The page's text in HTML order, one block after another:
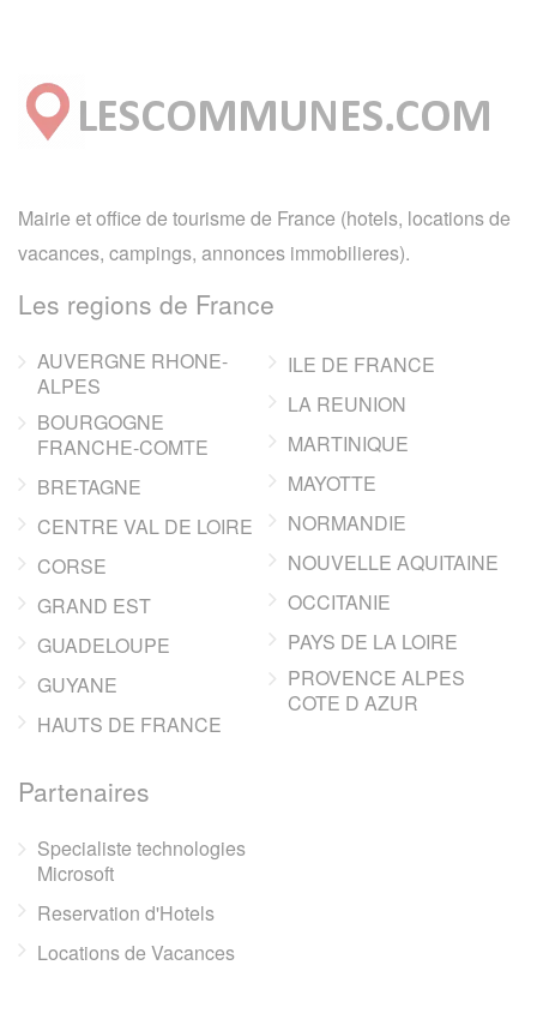
Mairie et office de tourisme de France (hotels, locations de
vacances, campings, annonces immobilieres).
Les regions de France
AUVERGNE RHONE-
ALPES
BOURGOGNE
FRANCHE-COMTE
BRETAGNE
CENTRE VAL DE LOIRE
CORSE
GRAND EST
GUADELOUPE
GUYANE
HAUTS DE FRANCE
ILE DE FRANCE
LA REUNION
MARTINIQUE
MAYOTTE
NORMANDIE
NOUVELLE AQUITAINE
OCCITANIE
PAYS DE LA LOIRE
PROVENCE ALPES
COTE D AZUR
Partenaires
Specialiste technologies
Microsoft
Reservation d'Hotels
Locations de Vacances